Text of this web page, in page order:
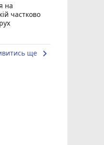
на
частково
ще keyboard_arrow_right